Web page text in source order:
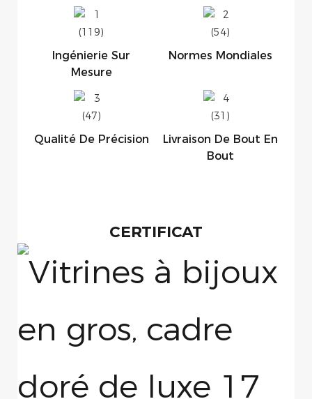
Ingénierie Sur
Mesure
Normes Mondiales
Qualité De Précision
Livraison De Bout En
Bout
CERTIFICAT